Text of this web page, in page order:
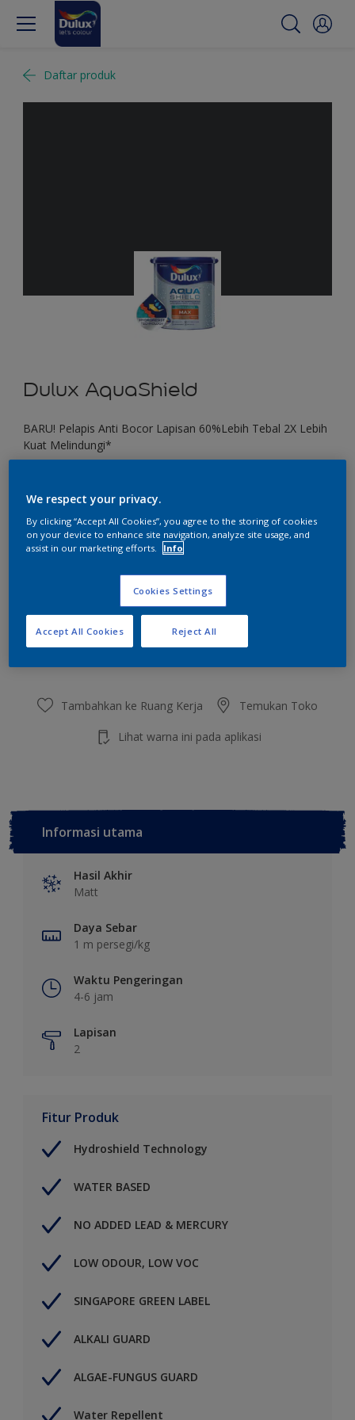
Daftar produk
Dulux AquaShield
BARU! Pelapis Anti Bocor Lapisan 60%Lebih Tebal 2X Lebih
Kuat Melindungi*
Ukuran
4 KG
Jumlah Kalkulator cat
Hitung
Tambahkan ke Ruang Kerja Temukan Toko
Lihat warna ini pada aplikasi
Informasi utama
Hasil Akhir
Matt
Daya Sebar
1 m persegi/kg
Waktu Pengeringan
4-6 jam
Lapisan
2
Fitur Produk
Hydroshield Technology
WATER BASED
NO ADDED LEAD & MERCURY
LOW ODOUR, LOW VOC
SINGAPORE GREEN LABEL
ALKALI GUARD
ALGAE-FUNGUS GUARD
Water Repellent
We respect your privacy.
By clicking “Accept All Cookies”, you agree to the storing of cookies
on your device to enhance site navigation, analyze site usage, and
assist in our marketing efforts.
Info
Cookies Settings
Reject All
Accept All Cookies